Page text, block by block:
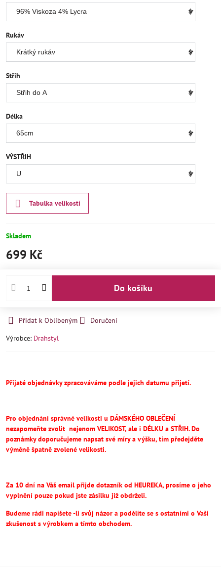
Rukáv
Střih
Délka
VÝSTŘIH
Tabulka velikostí
Skladem
699 Kč
Do košíku
Přidat k Oblíbeným
Doručení
Výrobce: Drahstyl
Přijaté objednávky zpracováváme podle jejich datumu přijetí.
Pro objednání správné velikosti u DÁMSKÉHO OBLEČENÍ
nezapomeňte zvolit nejenom VELIKOST, ale i DÉLKU a STŘIH.Do
poznámky doporučujeme napsat své míry a výšku, tím předejděte
výměně špatně zvolené velikosti.
Za 10 dní na Váš email přijde dotazník od HEUREKA, prosíme o jeho
vyplnění pouze pokud jste zásilku již obdrželi.
Budeme rádi napíšete -li svůj názor a podělíte se s ostatními o Vaši
zkušenost s výrobkem a tímto obchodem.